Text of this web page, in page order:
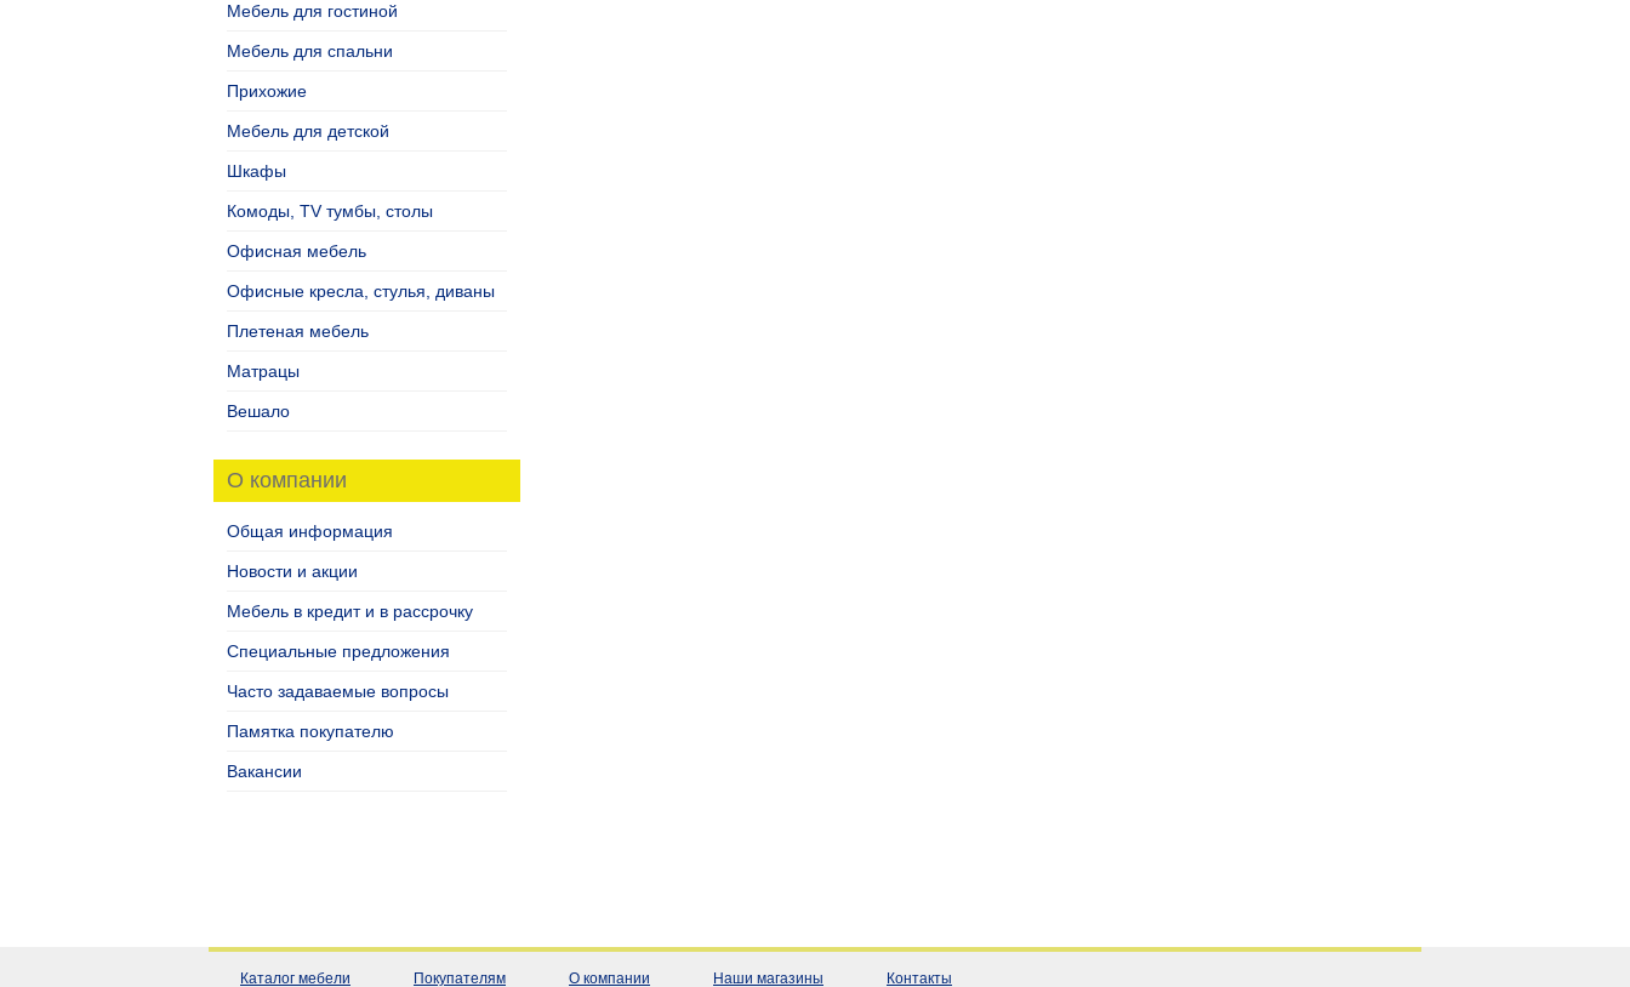
Мебель для гостиной
Мебель для спальни
Прихожие
Мебель для детской
Шкафы
Комоды, TV тумбы, столы
Офисная мебель
Офисные кресла, стулья, диваны
Плетеная мебель
Матрацы
Вешало
О компании
Общая информация
Новости и акции
Мебель в кредит и в рассрочку
Специальные предложения
Часто задаваемые вопросы
Памятка покупателю
Вакансии
Каталог мебели Покупателям О компании Наши магазины Контакты